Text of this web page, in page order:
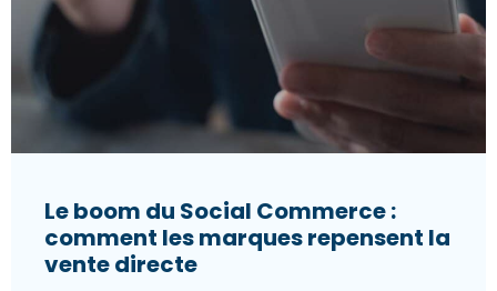
Le boom du Social Commerce :
comment les marques repensent la
vente directe